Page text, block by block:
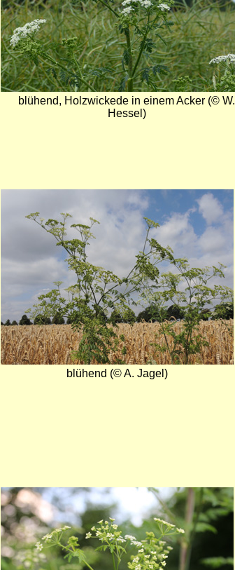
blühend, Holzwickede in einem Acker (© W.
Hessel)
blühend (© A. Jagel)
Bild